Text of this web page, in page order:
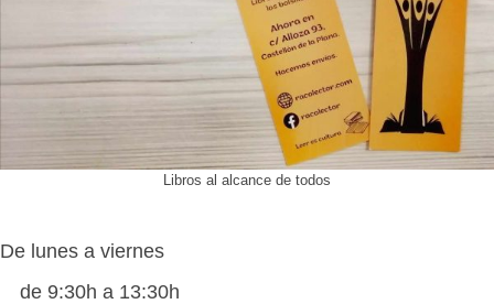
Libros al alcance de todos
De lunes a viernes
de 9:30h a 13:30h